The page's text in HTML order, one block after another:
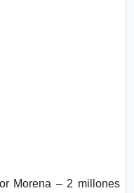
Morena – 2 millones